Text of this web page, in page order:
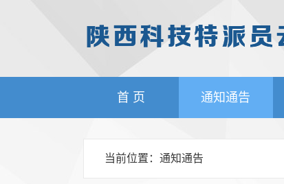
首 页 通知通告
当前位置： 通知通告